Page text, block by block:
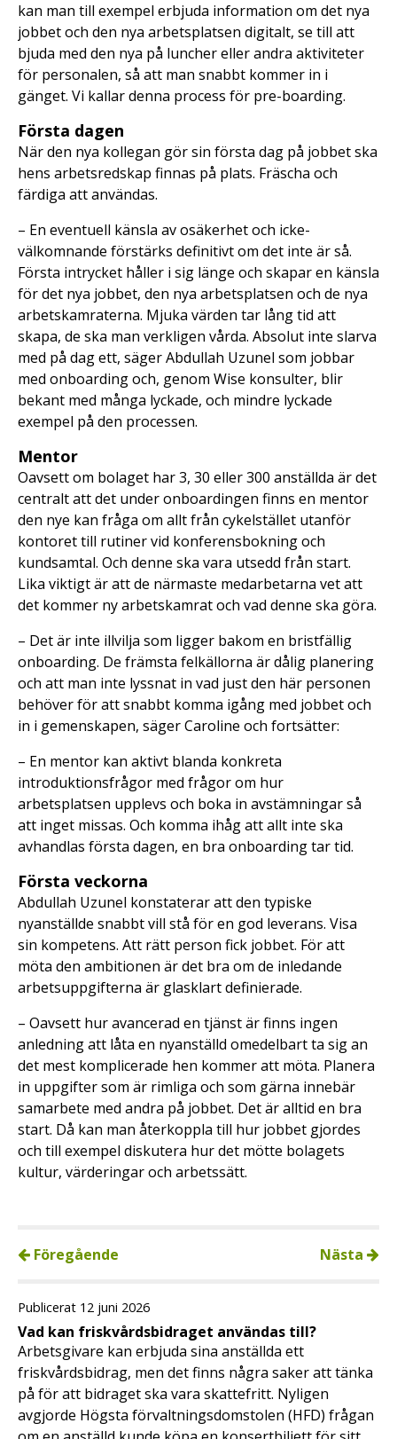
kan man till exempel erbjuda information om det nya
jobbet och den nya arbetsplatsen digitalt, se till att
bjuda med den nya på luncher eller andra aktiviteter
för personalen, så att man snabbt kommer in i
gänget. Vi kallar denna process för pre-boarding.
Första dagen
När den nya kollegan gör sin första dag på jobbet ska
hens arbetsredskap finnas på plats. Fräscha och
färdiga att användas.
– En eventuell känsla av osäkerhet och icke-
välkomnande förstärks definitivt om det inte är så.
Första intrycket håller i sig länge och skapar en känsla
för det nya jobbet, den nya arbetsplatsen och de nya
arbetskamraterna. Mjuka värden tar lång tid att
skapa, de ska man verkligen vårda. Absolut inte slarva
med på dag ett, säger Abdullah Uzunel som jobbar
med onboarding och, genom Wise konsulter, blir
bekant med många lyckade, och mindre lyckade
exempel på den processen.
Mentor
Oavsett om bolaget har 3, 30 eller 300 anställda är det
centralt att det under onboardingen finns en mentor
den nye kan fråga om allt från cykelstället utanför
kontoret till rutiner vid konferensbokning och
kundsamtal. Och denne ska vara utsedd från start.
Lika viktigt är att de närmaste medarbetarna vet att
det kommer ny arbetskamrat och vad denne ska göra.
– Det är inte illvilja som ligger bakom en bristfällig
onboarding. De främsta felkällorna är dålig planering
och att man inte lyssnat in vad just den här personen
behöver för att snabbt komma igång med jobbet och
in i gemenskapen, säger Caroline och fortsätter:
– En mentor kan aktivt blanda konkreta
introduktionsfrågor med frågor om hur
arbetsplatsen upplevs och boka in avstämningar så
att inget missas. Och komma ihåg att allt inte ska
avhandlas första dagen, en bra onboarding tar tid.
Första veckorna
Abdullah Uzunel konstaterar att den typiske
nyanställde snabbt vill stå för en god leverans. Visa
sin kompetens. Att rätt person fick jobbet. För att
möta den ambitionen är det bra om de inledande
arbetsuppgifterna är glasklart definierade.
– Oavsett hur avancerad en tjänst är finns ingen
anledning att låta en nyanställd omedelbart ta sig an
det mest komplicerade hen kommer att möta. Planera
in uppgifter som är rimliga och som gärna innebär
samarbete med andra på jobbet. Det är alltid en bra
start. Då kan man återkoppla till hur jobbet gjordes
och till exempel diskutera hur det mötte bolagets
kultur, värderingar och arbetssätt.
Föregående Nästa
Publicerat 12 juni 2026
Vad kan friskvårdsbidraget användas till?
Arbetsgivare kan erbjuda sina anställda ett
friskvårdsbidrag, men det finns några saker att tänka
på för att bidraget ska vara skattefritt. Nyligen
avgjorde Högsta förvaltningsdomstolen (HFD) frågan